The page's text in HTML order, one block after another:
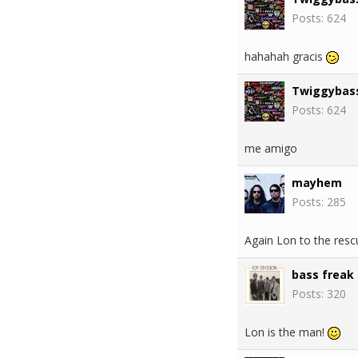
Posts: 624
hahahah gracis
Posts: 624
me amigo
mayhem
Posts: 285
Again Lon to the
bass freak
Posts: 320
Lon is the man!